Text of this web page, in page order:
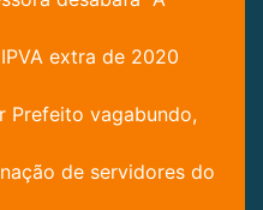
extra de 2020
Prefeito vagabundo,
de servidores do